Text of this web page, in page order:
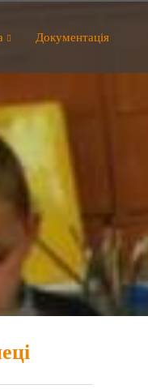
Документація